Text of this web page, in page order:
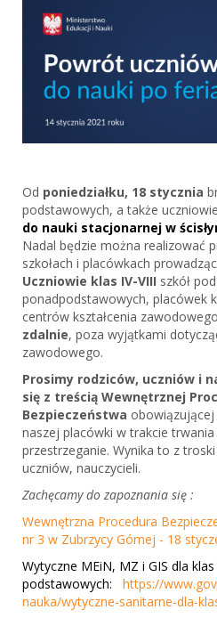
Od poniedziałku, 18 stycznia
podstawowych, a także
do nauki stacjonarnej w
Nadal będzie można realizować
szkołach i placówkach
Uczniowie klas IV-VIII szkół
ponadpodstawowych, placówek
centrów kształcenia zawodowego
zdalnie, poza wyjątkami
zawodowego.
Prosimy rodziców, uczniów i
się z treścią Wewnętrznej
Bezpieczeństwa
naszej placówki w trakcie
przestrzeganie. Wynika to z
uczniów, nauczycieli.
Zachęcamy do zapoznania się :
Wewnętrzna Procedura
nr 3 w Zubrzycy Górnej - 18
Wytyczne MEiN, MZ i GIS dla klas
podstawowych:
https://
nauka/wytyczne-sanitarne-dla-